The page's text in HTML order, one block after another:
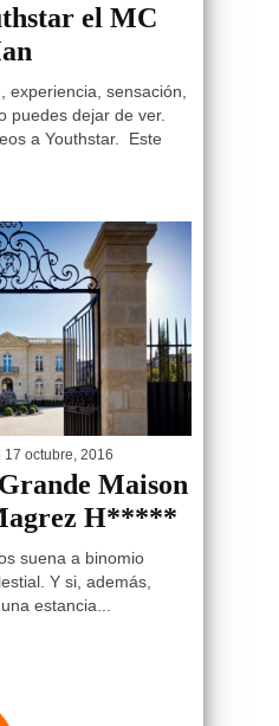
el MC
experiencia, sensación,
puedes dejar de ver.
a Youthstar. Este
| 17 octubre, 2016
Maison
H*****
suena a binomio
Y si, además,
estancia...